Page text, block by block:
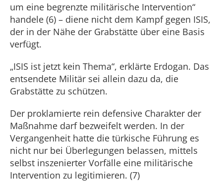
um eine begrenzte militärische Intervention“
handele (6) – diene nicht dem Kampf gegen ISIS,
der in der Nähe der Grabstätte über eine Basis
verfügt.
„ISIS ist jetzt kein Thema“, erklärte Erdogan. Das
entsendete Militär sei allein dazu da, die
Grabstätte zu schützen.
Der proklamierte rein defensive Charakter der
Maßnahme darf bezweifelt werden. In der
Vergangenheit hatte die türkische Führung es
nicht nur bei Überlegungen belassen, mittels
selbst inszenierter Vorfälle eine militärische
Intervention zu legitimieren. (7)